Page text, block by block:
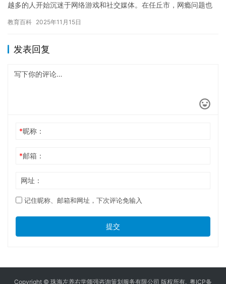
越多的人开始沉迷于网络游戏和社交媒体。在任丘市，网瘾问题也
偏…
教育百科 2025年11月15日
发表回复
*昵称：
*邮箱：
网址：
记住昵称、邮箱和网址，下次评论免输入
提交
Copyright © 珠海左养右学颂强咨询策划服务有限公司 版权所有. 粤ICP备